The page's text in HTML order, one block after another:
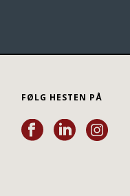
FØLG HESTEN PÅ